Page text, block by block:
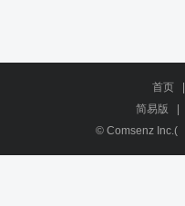
首页
简易版
© Comsenz Inc.(